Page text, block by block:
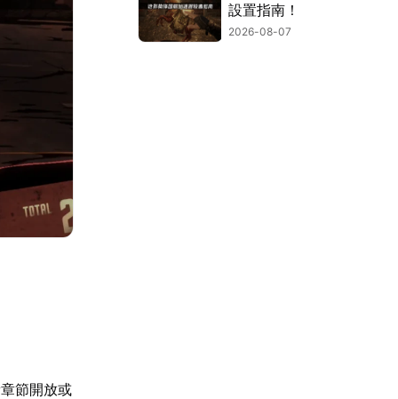
節開放或
設置指南！
2026-08-07